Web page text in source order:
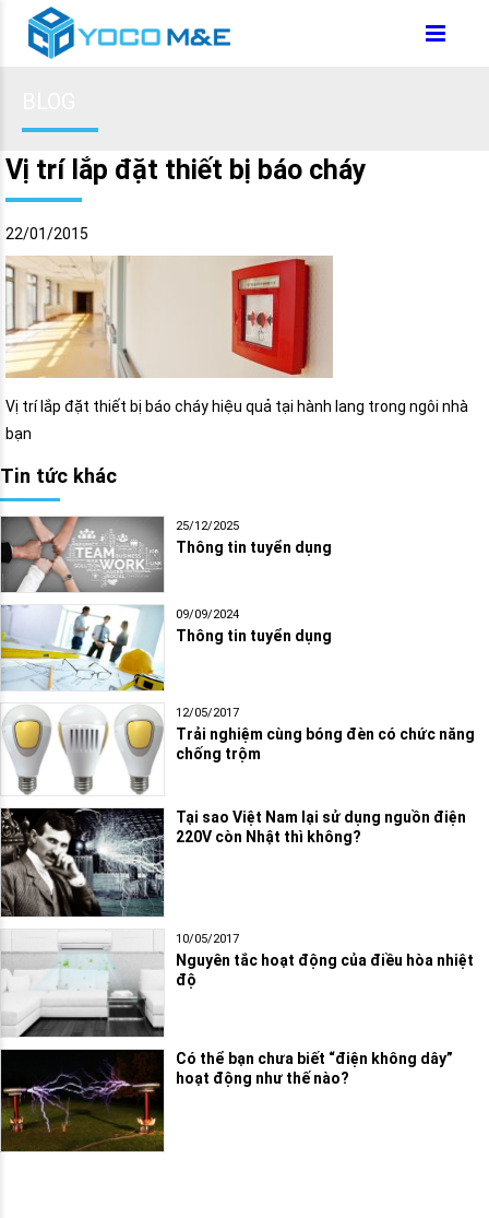
Vị trí lắp đặt thiết bị báo cháy
22/01/2015
Vị trí lắp đặt thiết bị báo cháy hiệu quả tại hành lang trong ngôi nhà
bạn
Tin tức khác
25/12/2025
Thông tin tuyển dụng
09/09/2024
Thông tin tuyển dụng
12/05/2017
Trải nghiệm cùng bóng đèn có chức năng
chống trộm
Tại sao Việt Nam lại sử dụng nguồn điện
220V còn Nhật thì không?
10/05/2017
Nguyên tắc hoạt động của điều hòa nhiệt
độ
Có thể bạn chưa biết “điện không dây”
hoạt động như thế nào?